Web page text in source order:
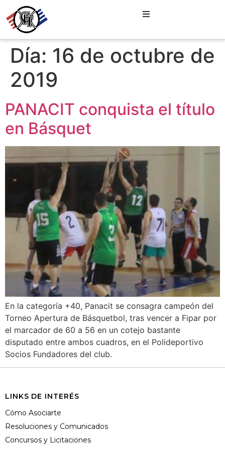
Día: 16 de octubre de
2019
PANACIT conquista el título
en Básquet
En la categoría +40, Panacit se consagra campeón del
Torneo Apertura de Básquetbol, tras vencer a Fipar por
el marcador de 60 a 56 en un cotejo bastante
disputado entre ambos cuadros, en el Polideportivo
Socios Fundadores del club.
LINKS DE INTERÉS
Cómo Asociarte
Resoluciones y Comunicados
Concursos y Licitaciones